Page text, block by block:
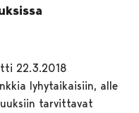
22.3.2018
lyhytaikaisiin, alle
tarvittavat